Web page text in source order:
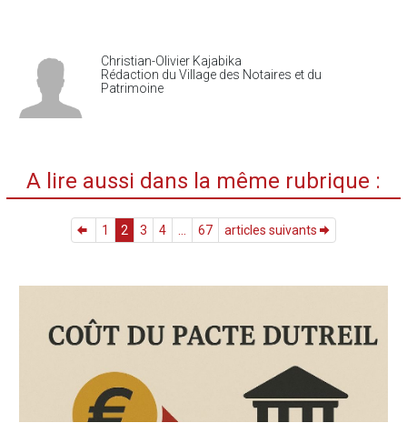
Christian-Olivier Kajabika
Rédaction du Village des Notaires et du
Patrimoine
A lire aussi dans la même rubrique :
1 2 3 4 67 articles suivants